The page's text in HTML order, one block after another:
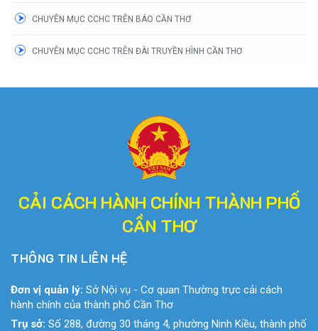
CHUYÊN MỤC CCHC TRÊN BÁO CẦN THƠ
CHUYÊN MỤC CCHC TRÊN ĐÀI TRUYỀN HÌNH CẦN THƠ
CẢI CÁCH HÀNH CHÍNH THÀNH PHỐ
CẦN THƠ
THÔNG TIN LIÊN HỆ
Đơn vị quản lý: Sở Nội vụ - Cơ quan Thường trực cải cách
hành chính của thành phố Cần Thơ
Trụ sở: Số 288, đường 30 tháng 4, phường Ninh Kiều, thành phố